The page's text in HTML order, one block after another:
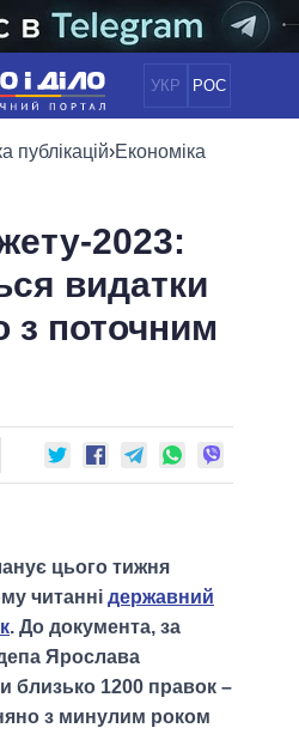
УКР РОС
ЕКОНОМІКА
СУСПІЛЬСТВО
ПОЛІТИКІВ
публікацій›Економіка
2023:
видатки
з поточним
цього тижня
читанні державний
. До документа, за
Ярослава
близько 1200 правок –
з минулим роком